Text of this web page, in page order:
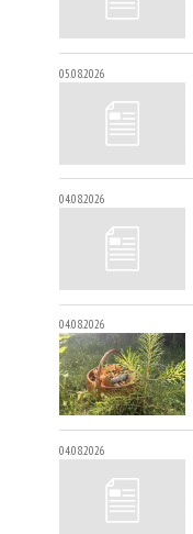
05.08.2026
04.08.2026
04.08.2026
04.08.2026